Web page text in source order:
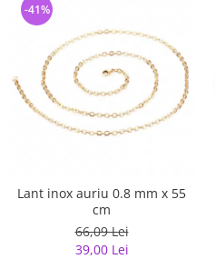
Lant inox auriu 0.8 mm x 55
cm
66,09 Lei
39,00 Lei
-41%